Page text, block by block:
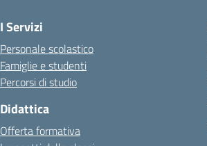
I Servizi
Personale scolastico
Famiglie e studenti
Percorsi di studio
Didattica
Offerta formativa